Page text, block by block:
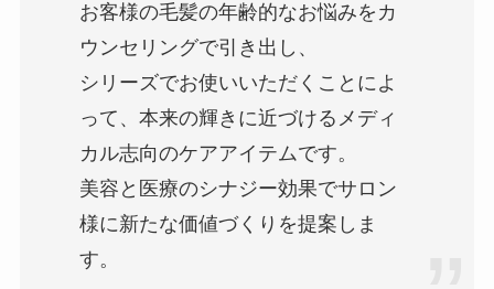
お客様の毛髪の年齢的なお悩みをカ
ウンセリングで引き出し、
シリーズでお使いいただくことによ
って、本来の輝きに近づけるメディ
カル志向のケアアイテムです。
美容と医療のシナジー効果でサロン
様に新たな価値づくりを提案しま
す。